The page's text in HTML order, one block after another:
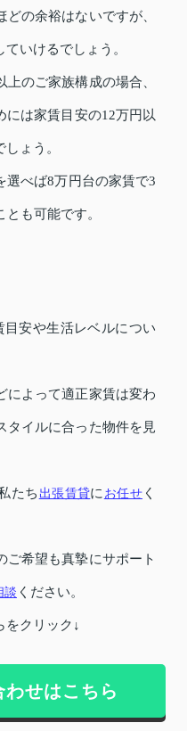
の余裕はないですが、
いけるでしょう。
のご家族構成の場合、
には家賃目安の12万円以
ょう。
選べば8万円台の家賃で3
も可能です。
安や生活レベルについ
によって適正家賃は変わ
タイルに合った物件を見
たち 出張賃貸に お任せ く
ご希望も真摯にサポート
談 ください。
をクリック↓
せはこちら